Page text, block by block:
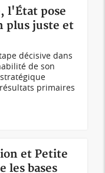
l'État pose
plus juste et
décisive dans
de son
primaires
et Petite
les bases